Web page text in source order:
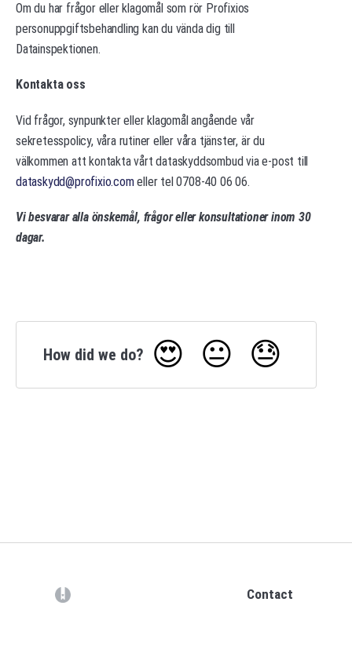
Om du har frågor eller klagomål som rör Profixios
personuppgiftsbehandling kan du vända dig till
Datainspektionen.
Kontakta oss
Vid frågor, synpunkter eller klagomål angående vår
sekretesspolicy, våra rutiner eller våra tjänster, är du
välkommen att kontakta vårt dataskyddsombud via e-post till
dataskydd@profixio.comeller tel 0708-40 06 06.
Vi besvarar alla önskemål, frågor eller konsultationer inom 30
dagar.
How did we do? 😍 😐 😓
Contact